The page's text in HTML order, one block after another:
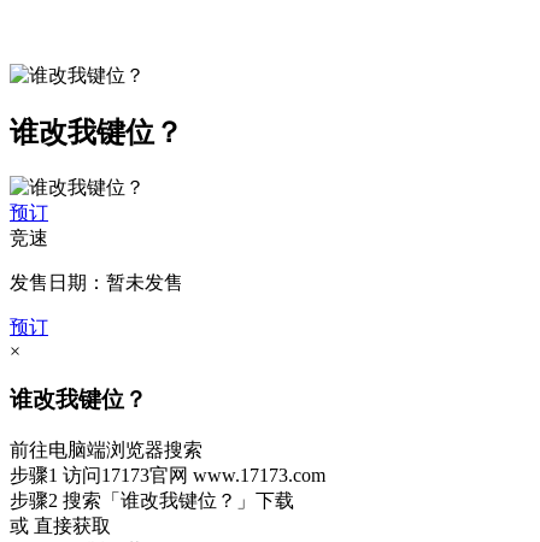
谁改我键位？
预订
竞速
发售日期：暂未发售
预订
×
谁改我键位？
前往电脑端浏览器搜索
步骤1 访问17173官网 www.17173.com
步骤2 搜索 「谁改我键位？」 下载
或 直接获取